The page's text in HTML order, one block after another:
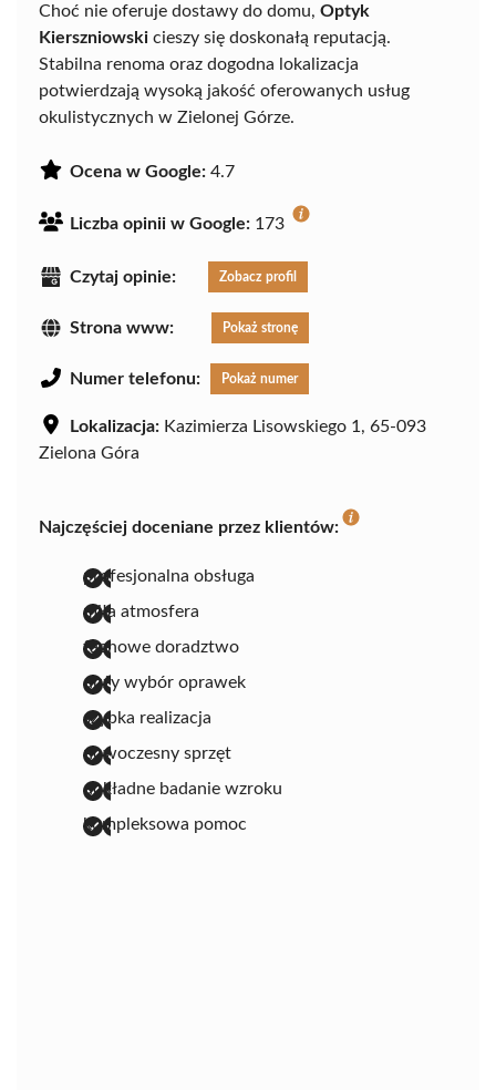
Choć nie oferuje dostawy do domu, Optyk
Kierszniowski cieszy się doskonałą reputacją.
Stabilna renoma oraz dogodna lokalizacja
potwierdzają wysoką jakość oferowanych usług
okulistycznych w Zielonej Górze.
Ocena w Google: 4.7
Liczba opinii w Google: 173
Czytaj opinie: Zobacz profil
Strona www: Pokaż stronę
Numer telefonu: Pokaż numer
Lokalizacja: Kazimierza Lisowskiego 1, 65-093
Zielona Góra
Najczęściej doceniane przez klientów:
profesjonalna obsługa
miła atmosfera
fachowe doradztwo
duży wybór oprawek
szybka realizacja
nowoczesny sprzęt
dokładne badanie wzroku
kompleksowa pomoc